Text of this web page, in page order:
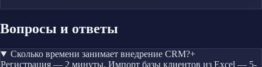
Вопросы и ответы
Сколько времени занимает внедрение CRM?+
Регистрация — 2 минуты. Импорт базы клиентов из Excel — 5-